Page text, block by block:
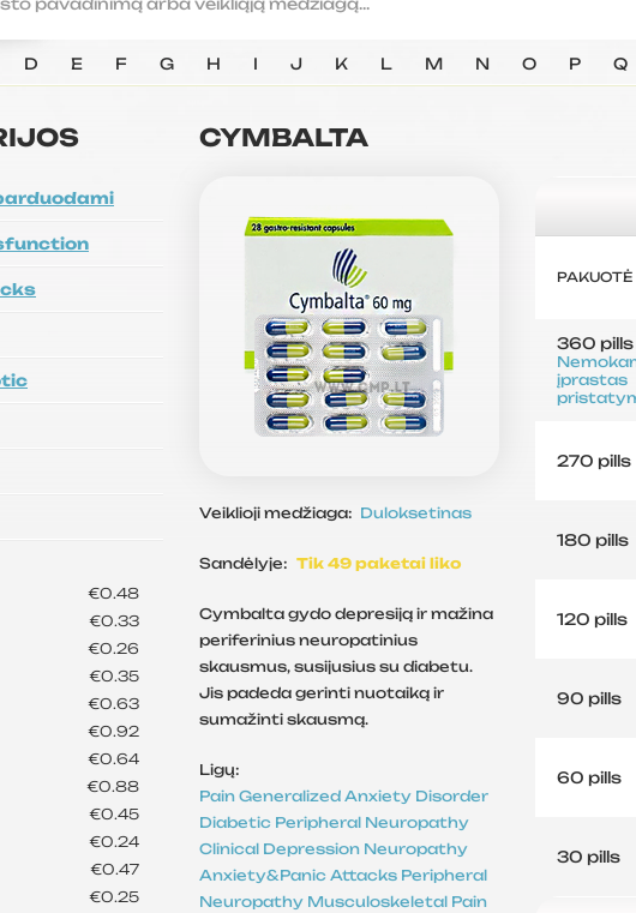
D E F G H I J K L M N O P Q
€0.48
€0.33
€0.26
€0.35
€0.63
€0.92
€0.64
€0.88
€0.45
€0.24
€0.47
€0.25
CYMBALTA
Veiklioji medžiaga: Duloksetinas
Sandėlyje: Tik 49 paketai liko
Cymbalta gydo depresiją ir mažina
periferinius neuropatinius
skausmus, susijusius su diabetu.
Jis padeda gerinti nuotaiką ir
sumažinti skausmą.
Ligų:
Pain Generalized Anxiety Disorder
Diabetic Peripheral Neuropathy
Clinical Depression Neuropathy
Anxiety&Panic Attacks Peripheral
Neuropathy Musculoskeletal Pain
PAKUOTĖ
360 pills
įprastas
270 pills
180 pills
120 pills
90 pills
60 pills
30 pills